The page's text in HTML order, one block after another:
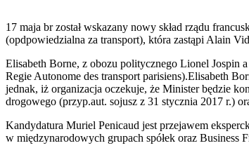
17 maja br został wskazany nowy skład rządu
(opdpowiedzialna za transport), która zastąpi Alain
Elisabeth Borne, z obozu politycznego Lionel Jospin
Regie Autonome des transport parisiens).Elisabeth
jednak, iż organizacja oczekuje, że Minister będzie
drogowego (przyp.aut. sojusz z 31 stycznia 2017 r.)
Kandydatura Muriel Penicaud jest przejawem
w międzynarodowych grupach spółek oraz Business